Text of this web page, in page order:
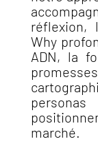
réflexion,
Why
ADN, la
marché.